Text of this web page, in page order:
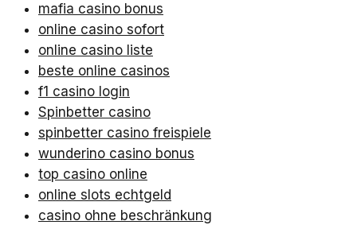
mafia casino bonus
online casino sofort
online casino liste
beste online casinos
f1 casino login
Spinbetter casino
spinbetter casino freispiele
wunderino casino bonus
top casino online
online slots echtgeld
casino ohne beschränkung